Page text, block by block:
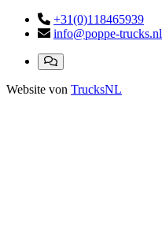
+31(0)118465939
info@poppe-trucks.nl
Website von TrucksNL